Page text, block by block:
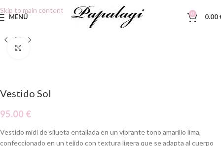
Skip to main content
MENÚ 0 0.00
Vestido Sol
95.00 €
Vestido midi de silueta entallada en un vibrante tono amarillo lima,
confeccionado en un tejido con textura ligera que se adapta al cuerpo